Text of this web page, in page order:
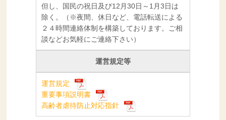
但し、国民の祝日及び12月30日～1月3日は
除く。（※夜間、休日など、電話転送による
２４時間連絡体制を構築しております。ご相
談などお気軽にご連絡下さい）
運営規定等
運営規定
重要事項説明書
高齢者虐待防止対応指針